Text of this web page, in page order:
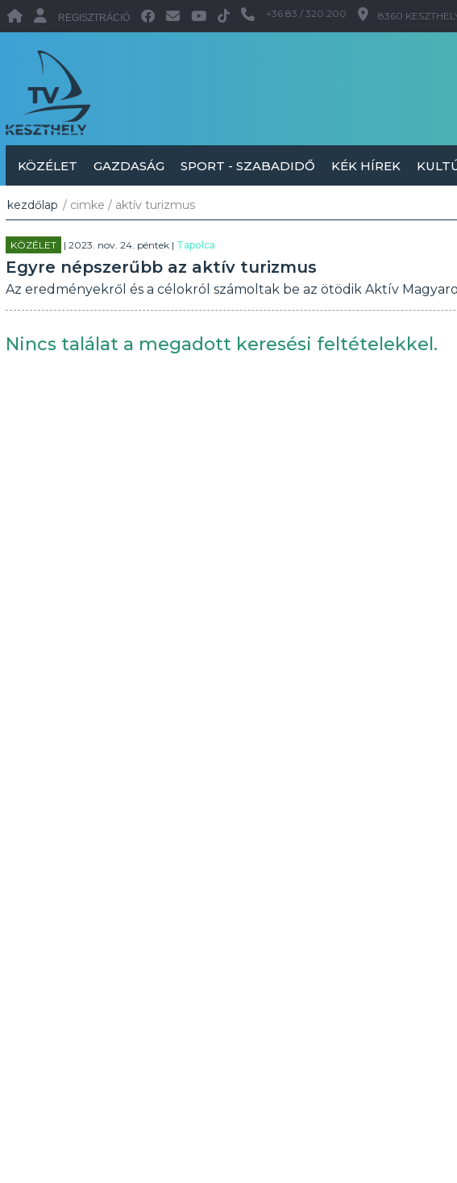
REGISZTRÁCIÓ +36 83 / 320 200 8360
KÖZÉLET GAZDASÁG SPORT - SZABADIDŐ KÉK HÍREK
kezdőlap / cimke / aktív turizmus
KÖZÉLET | 2023. nov. 24. péntek | Tapolca
Egyre népszerűbb az aktív turizmus
Az eredményekről és a célokról számoltak be az ötödik Aktív
Nincs találat a megadott keresési feltételekkel.